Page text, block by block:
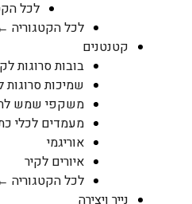
לכל
לכל הקטגוריה
קטנטנים
בובות סרוגות
שמיכות סרוגות
משקפי שמש
מעמדים לכלי
אוריגמי
איורים לקיר
לכל הקטגוריה